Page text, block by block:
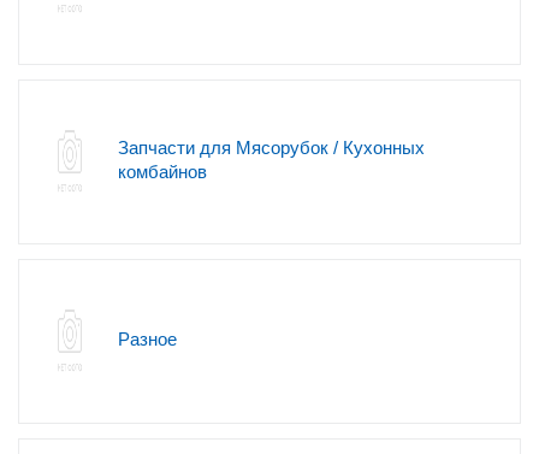
Запчасти для Мясорубок / Кухонных
комбайнов
Разное